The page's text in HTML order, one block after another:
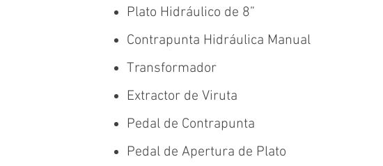
Plato Hidráulico de 8”
Contrapunta Hidráulica Manual
Transformador
Extractor de Viruta
Pedal de Contrapunta
Pedal de Apertura de Plato